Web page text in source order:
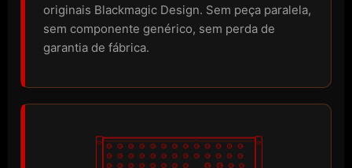
originais Blackmagic Design. Sem peça paralela,
sem componente genérico, sem perda de
garantia de fábrica.